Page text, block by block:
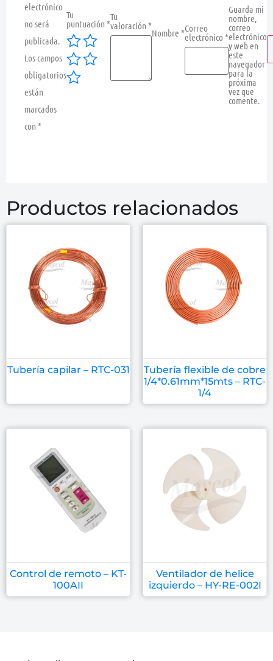
electrónico
no será
publicada.
Los campos
obligatorios
están
marcados
con *
Tu
puntuación *
Tu
valoración *
Nombre *Correo
electrónico *
Guarda mi
nombre,
correo
electrónico
y web en
este
navegador
para la
próxima
vez que
comente.
Productos relacionados
Tubería capilar – RTC-031
Tubería flexible de cobre
1/4*0.61mm*15mts – RTC-
1/4
Control de remoto – KT-
100AII
Ventilador de helice
izquierdo – HY-RE-002I